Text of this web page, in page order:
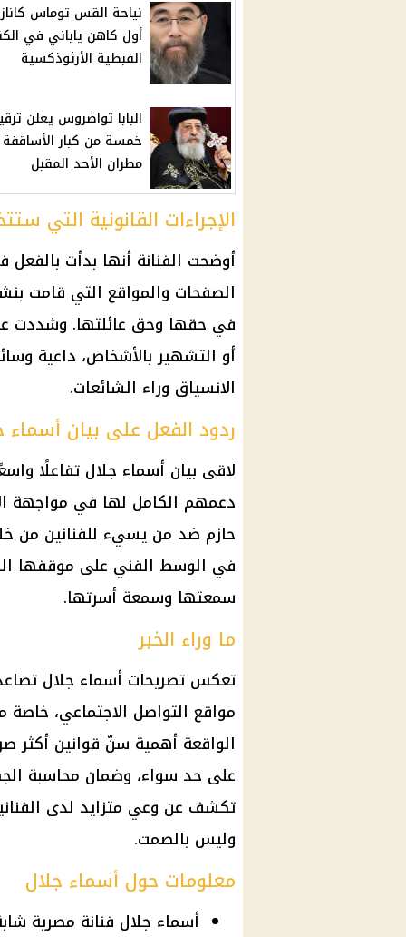
نياحة القس توماس
أول كاهن ياباني في
القبطية الأرثوذكسية
البابا تواضروس يعلن
خمسة من كبار الأساقفة
مطران الأحد المقبل
الإجراءات القانونية التي
أوضحت الفنانة أنها بدأت
الصفحات والمواقع التي قامت
في حقها وحق عائلتها. وشددت
أو التشهير بالأشخاص، داعية
الانسياق وراء الشائعات.
ردود الفعل على بيان أسماء
لاقى بيان أسماء جلال تفاعلًا
دعمهم الكامل لها في مواجهة
حازم ضد من يسيء للفنانين من
في الوسط الفني على موقفها
سمعتها وسمعة أسرتها.
ما وراء الخبر
تعكس تصريحات أسماء جلال
مواقع التواصل الاجتماعي،
الواقعة أهمية سنّ قوانين أكثر
على حد سواء، وضمان محاسبة
تكشف عن وعي متزايد لدى
وليس بالصمت.
معلومات حول أسماء جلال
أسماء جلال فنانة مصرية